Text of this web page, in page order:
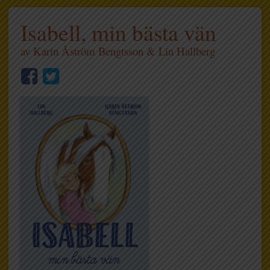
Isabell, min bästa vän
av Karin Åström Bengtsson &Lin Hallberg